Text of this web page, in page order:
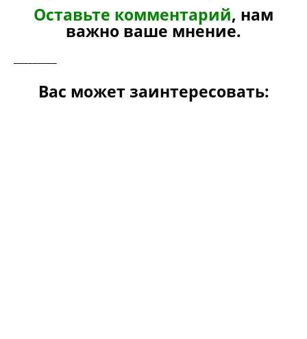
Оставьте комментарий, нам
важно ваше мнение.
Вас может заинтересовать: